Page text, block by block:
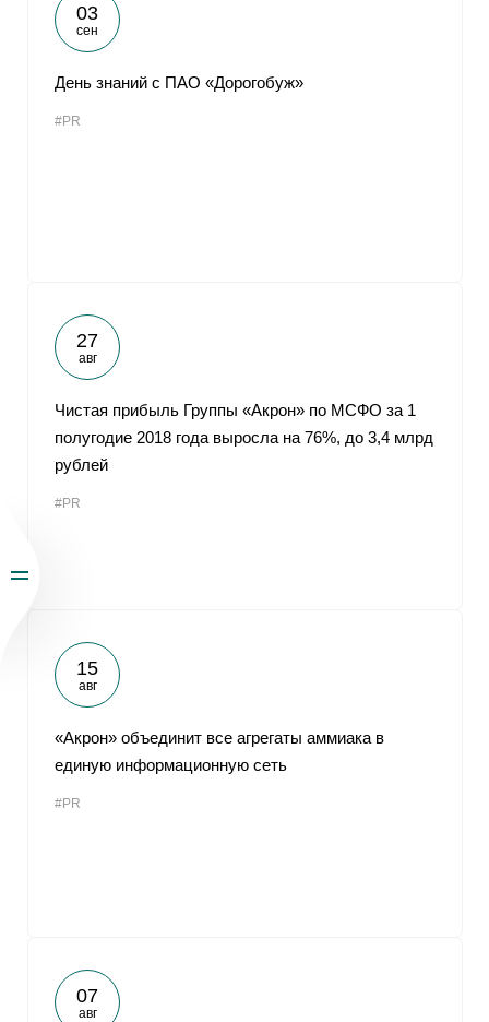
03
сен
День знаний с ПАО «Дорогобуж»
#PR
27
авг
Чистая прибыль Группы «Акрон» по МСФО за 1
полугодие 2018 года выросла на 76%, до 3,4 млрд
рублей
#PR
15
авг
«Акрон» объединит все агрегаты аммиака в
единую информационную сеть
#PR
07
авг